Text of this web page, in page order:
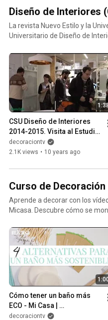
Diseño de Interiores
La revista Nuevo Estilo y la
Universitario de Diseño de
CSU Diseño de Interiores
2014-2015. Visita al Estudio
de Pepe Leal |
DecoraciónTV
decoraciontv
2.1K views • 10 years ago
Curso de Decoración
Aprende a decorar con los
Micasa. Descubre cómo se
Cómo tener un baño más
ECO - Mi Casa |
DecoraciónTV
decoraciontv